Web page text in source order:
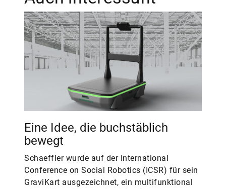
Eine Idee, die buchstäblich
bewegt
Schaeffler wurde auf der International
Conference on Social Robotics (ICSR) für sein
GraviKart ausgezeichnet, ein multifunktional